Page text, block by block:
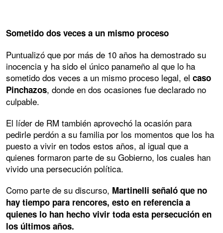
Sometido dos veces a un mismo proceso
Puntualizó que por más de 10 años ha demostrado su
inocencia y ha sido el único panameño al que lo ha
sometido dos veces a un mismo proceso legal, el caso
Pinchazos, donde en dos ocasiones fue declarado no
culpable.
El líder de RM también aprovechó la ocasión para
pedirle perdón a su familia por los momentos que los ha
puesto a vivir en todos estos años, al igual que a
quienes formaron parte de su Gobierno, los cuales han
vivido una persecución política.
Como parte de su discurso, Martinelli señaló que no
hay tiempo para rencores, esto en referencia a
quienes lo han hecho vivir toda esta persecución en
los últimos años.